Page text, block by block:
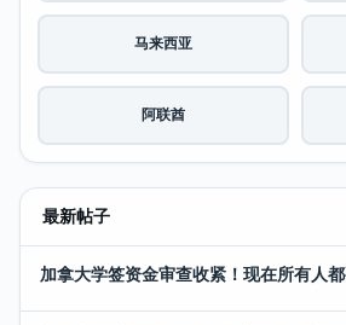
马来西亚
阿联酋
最新帖子
加拿大学签资金审查收紧！现在所有人